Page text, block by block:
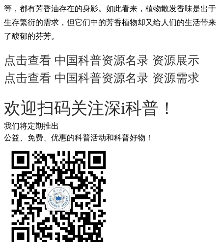
等，都有芳香油存在的身影。如此看来，植物散发香味是出于
生存繁衍的需求，但它们中的芳香植物却又给人们的生活带来
了馥郁的芬芳。
点击查看 中国科普资源名录 资源展示
点击查看 中国科普资源名录 资源需求
欢迎扫码关注深i科普！
我们将定期推出
公益、免费、优惠的科普活动和科普好物！